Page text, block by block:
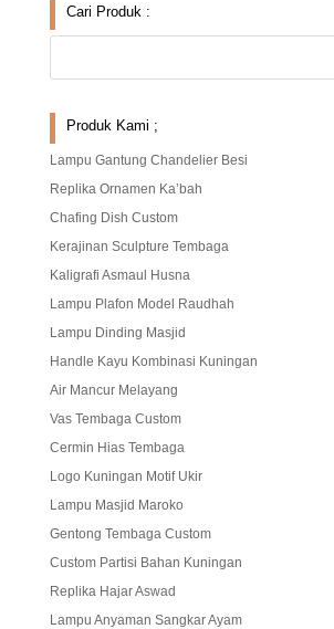
Cari Produk :
Produk Kami ;
Lampu Gantung Chandelier Besi
Replika Ornamen Ka’bah
Chafing Dish Custom
Kerajinan Sculpture Tembaga
Kaligrafi Asmaul Husna
Lampu Plafon Model Raudhah
Lampu Dinding Masjid
Handle Kayu Kombinasi Kuningan
Air Mancur Melayang
Vas Tembaga Custom
Cermin Hias Tembaga
Logo Kuningan Motif Ukir
Lampu Masjid Maroko
Gentong Tembaga Custom
Custom Partisi Bahan Kuningan
Replika Hajar Aswad
Lampu Anyaman Sangkar Ayam